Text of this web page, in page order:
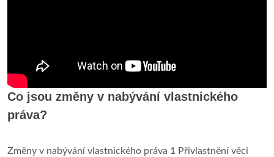
Co jsou změny v nabývání vlastnického
práva?
Změny v nabývání vlastnického práva 1 Přivlastnění věci